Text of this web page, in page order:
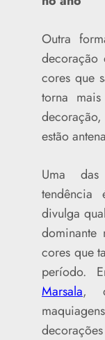
Outra
decoração
cores que
torna
estão
Uma
divulga
cores que
período.
Marsala,